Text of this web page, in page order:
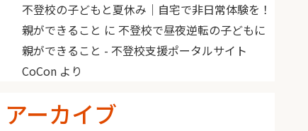
不登校の子どもと夏休み｜自宅で非日常体験を！
親ができること に 不登校で昼夜逆転の子どもに
親ができること - 不登校支援ポータルサイト
CoCon より
アーカイブ